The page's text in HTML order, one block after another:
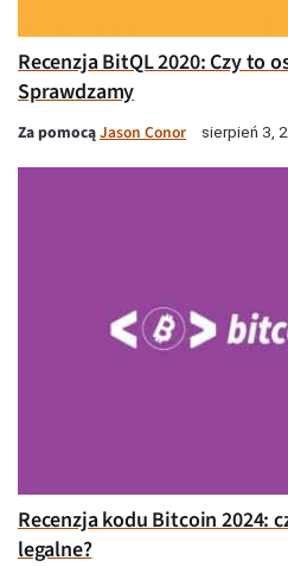
Recenzja BitQL 2020: Czy to
Sprawdzamy
Za pomocąJason Conor sierpień 3,
Recenzja kodu Bitcoin 2024:
legalne?